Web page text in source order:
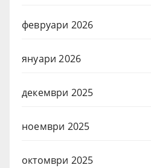
февруари 2026
януари 2026
декември 2025
ноември 2025
октомври 2025